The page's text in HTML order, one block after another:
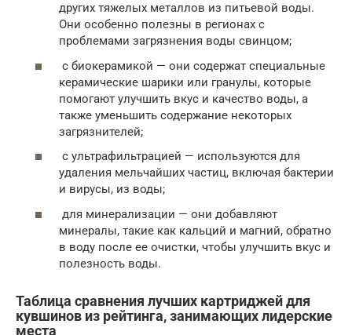
других тяжелых металлов из питьевой воды.
Они особенно полезны в регионах с
проблемами загрязнения воды свинцом;
с биокерамикой — они содержат специальные
керамические шарики или гранулы, которые
помогают улучшить вкус и качество воды, а
также уменьшить содержание некоторых
загрязнителей;
с ультрафильтрацией — используются для
удаления мельчайших частиц, включая бактерии
и вирусы, из воды;
для минерализации — они добавляют
минералы, такие как кальций и магний, обратно
в воду после ее очистки, чтобы улучшить вкус и
полезность воды.
Таблица сравнения лучших картриджей для
кувшинов из рейтинга, занимающих лидерские
места